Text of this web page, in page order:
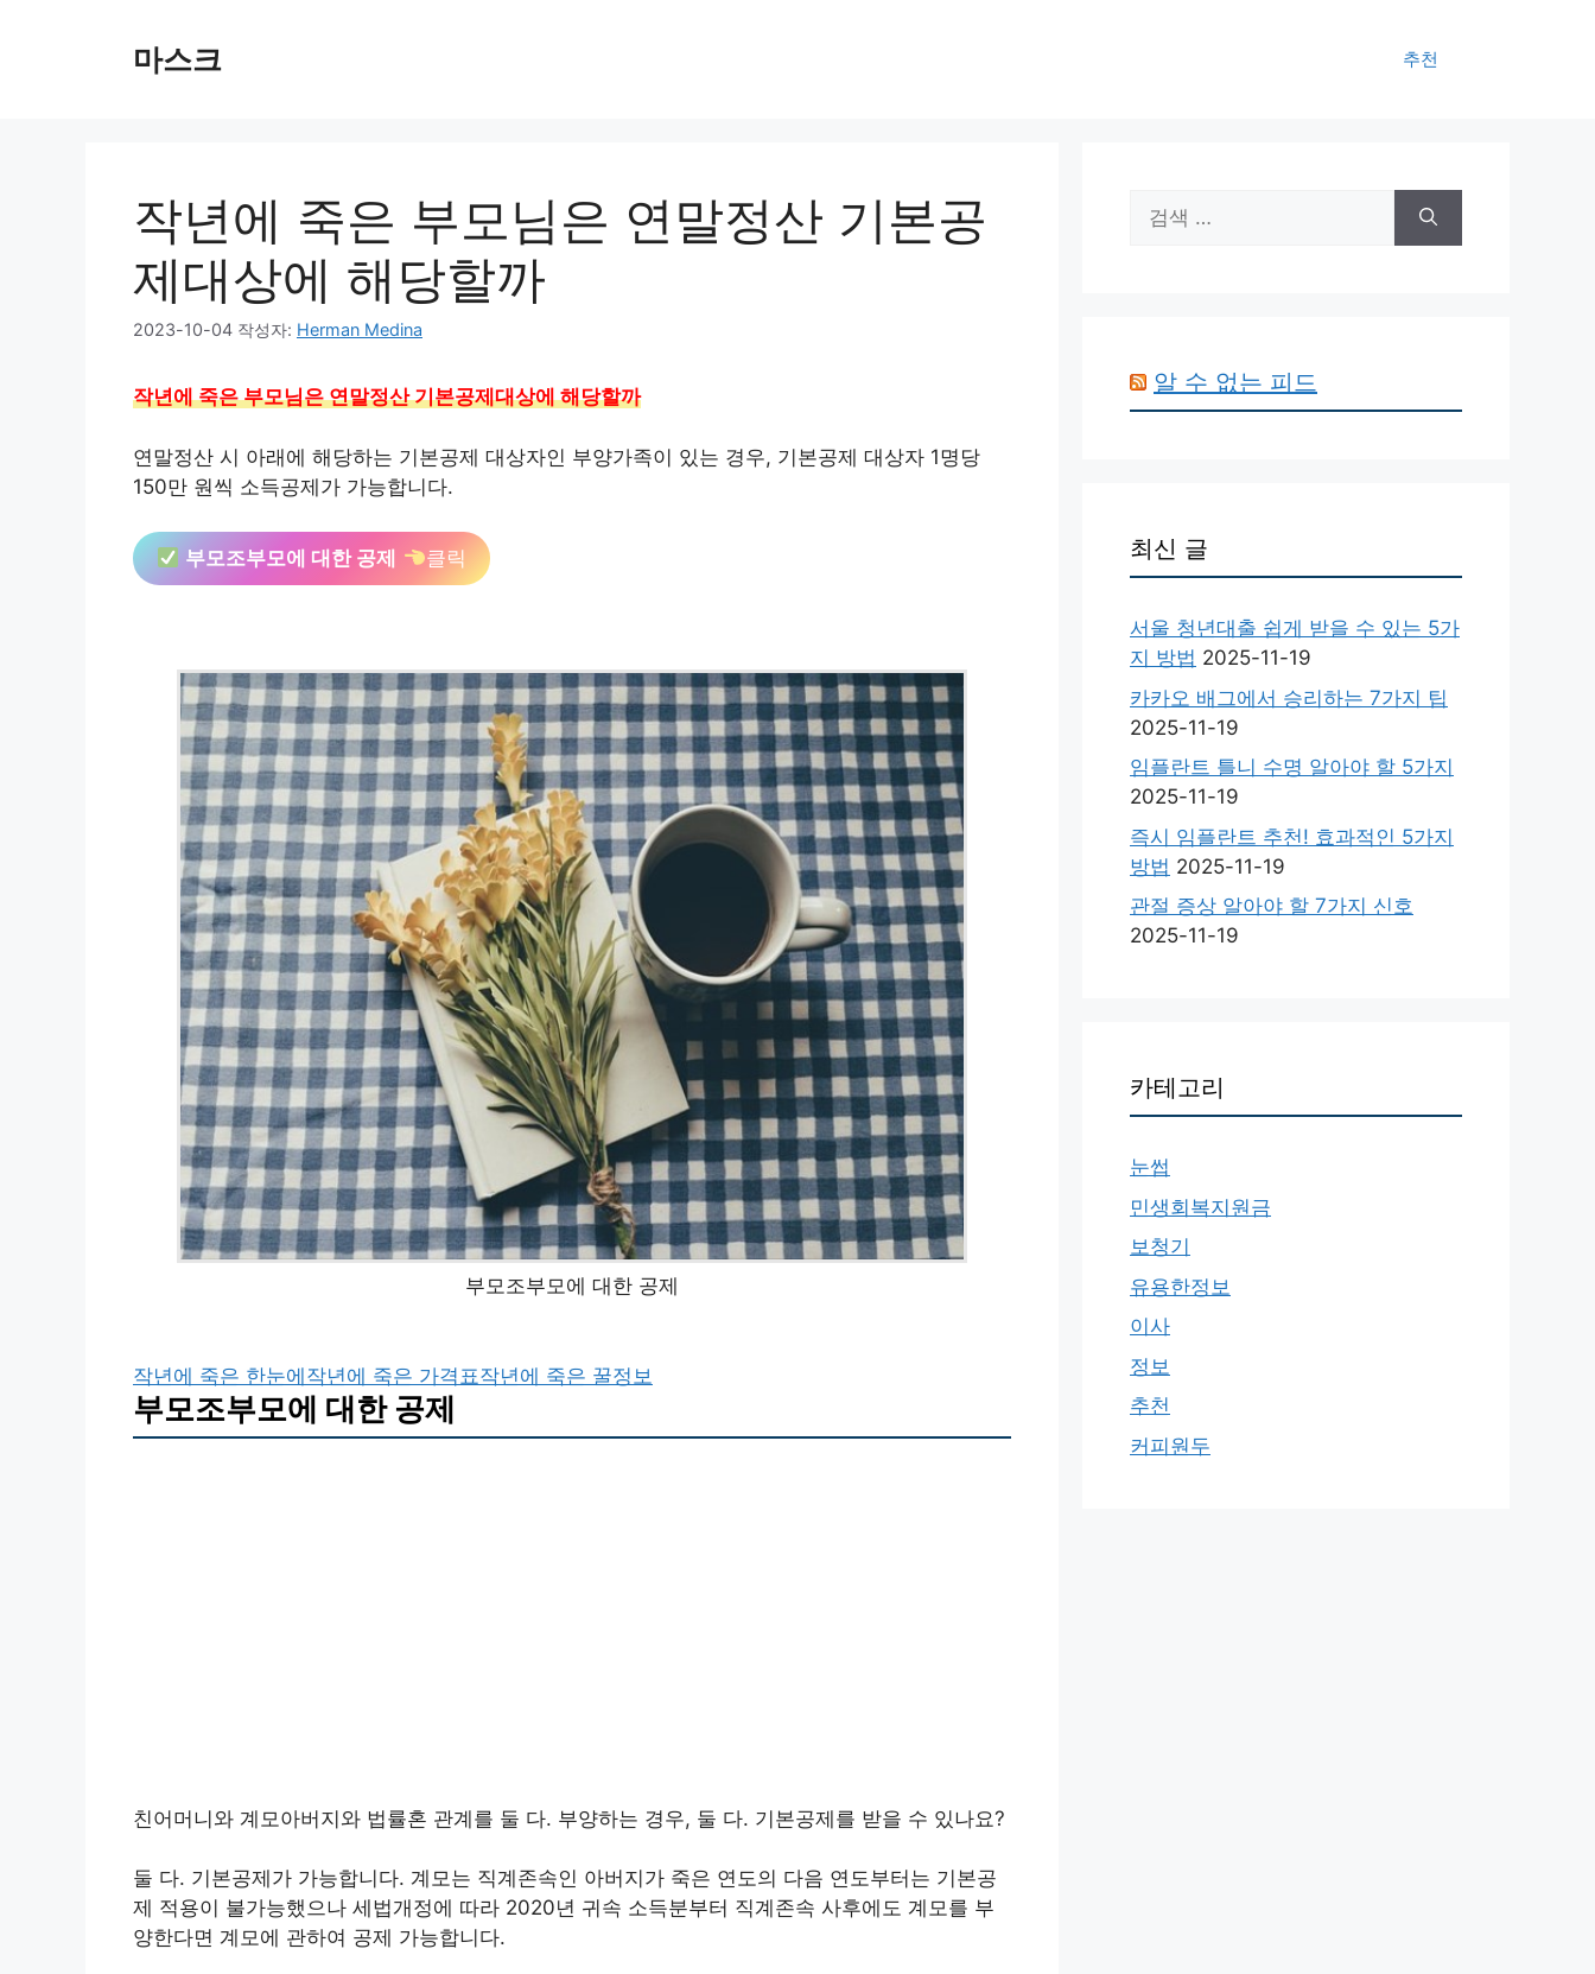
마스크 추천
작년에 죽은 부모님은 연말정산 기본공
제대상에 해당할까
2023-10-04 작성자: Herman Medina
작년에 죽은 부모님은 연말정산 기본공제대상에 해당할까
연말정산 시 아래에 해당하는 기본공제 대상자인 부양가족이 있는 경우, 기본공제 대상자 1명당
150만 원씩 소득공제가 가능합니다.
부모조부모에 대한 공제 클릭
부모조부모에 대한 공제
작년에 죽은 한눈에작년에 죽은 가격표작년에 죽은 꿀정보
부모조부모에 대한 공제
친어머니와 계모아버지와 법률혼 관계를 둘 다. 부양하는 경우, 둘 다. 기본공제를 받을 수 있나요?
둘 다. 기본공제가 가능합니다. 계모는 직계존속인 아버지가 죽은 연도의 다음 연도부터는 기본공
제 적용이 불가능했으나 세법개정에 따라 2020년 귀속 소득분부터 직계존속 사후에도 계모를 부
양한다면 계모에 관하여 공제 가능합니다.
색:
알 수 없는 피드
최신 글
서울 청년대출 쉽게 받을 수 있는 5가
지 방법 2025-11-19
카카오 배그에서 승리하는 7가지 팁
2025-11-19
임플란트 틀니 수명 알아야 할 5가지
2025-11-19
즉시 임플란트 추천! 효과적인 5가지
방법 2025-11-19
관절 증상 알아야 할 7가지 신호
2025-11-19
카테고리
눈썹
민생회복지원금
보청기
유용한정보
이사
정보
추천
커피원두